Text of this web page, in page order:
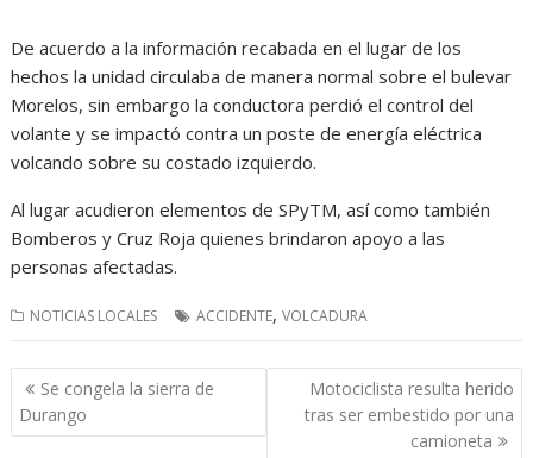
De acuerdo a la información recabada en el lugar de los
hechos la unidad circulaba de manera normal sobre el bulevar
Morelos, sin embargo la conductora perdió el control del
volante y se impactó contra un poste de energía eléctrica
volcando sobre su costado izquierdo.
Al lugar acudieron elementos de SPyTM, así como también
Bomberos y Cruz Roja quienes brindaron apoyo a las
personas afectadas.
NOTICIAS LOCALES ACCIDENTE,VOLCADURA
Navegación
de
entradas
Se congela la sierra de
Durango
Motociclista resulta herido
tras ser embestido por una
camioneta